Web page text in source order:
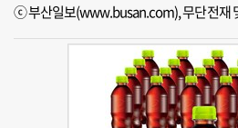
ⓒ 부산일보(www.busan.com), 무단전재